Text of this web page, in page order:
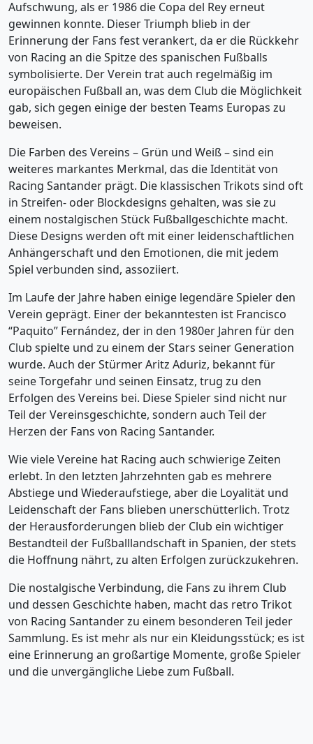
Aufschwung, als er 1986 die Copa del Rey erneut
gewinnen konnte. Dieser Triumph blieb in der
Erinnerung der Fans fest verankert, da er die Rückkehr
von Racing an die Spitze des spanischen Fußballs
symbolisierte. Der Verein trat auch regelmäßig im
europäischen Fußball an, was dem Club die Möglichkeit
gab, sich gegen einige der besten Teams Europas zu
beweisen.
Die Farben des Vereins – Grün und Weiß – sind ein
weiteres markantes Merkmal, das die Identität von
Racing Santander prägt. Die klassischen Trikots sind oft
in Streifen- oder Blockdesigns gehalten, was sie zu
einem nostalgischen Stück Fußballgeschichte macht.
Diese Designs werden oft mit einer leidenschaftlichen
Anhängerschaft und den Emotionen, die mit jedem
Spiel verbunden sind, assoziiert.
Im Laufe der Jahre haben einige legendäre Spieler den
Verein geprägt. Einer der bekanntesten ist Francisco
“Paquito” Fernández, der in den 1980er Jahren für den
Club spielte und zu einem der Stars seiner Generation
wurde. Auch der Stürmer Aritz Aduriz, bekannt für
seine Torgefahr und seinen Einsatz, trug zu den
Erfolgen des Vereins bei. Diese Spieler sind nicht nur
Teil der Vereinsgeschichte, sondern auch Teil der
Herzen der Fans von Racing Santander.
Wie viele Vereine hat Racing auch schwierige Zeiten
erlebt. In den letzten Jahrzehnten gab es mehrere
Abstiege und Wiederaufstiege, aber die Loyalität und
Leidenschaft der Fans blieben unerschütterlich. Trotz
der Herausforderungen blieb der Club ein wichtiger
Bestandteil der Fußballlandschaft in Spanien, der stets
die Hoffnung nährt, zu alten Erfolgen zurückzukehren.
Die nostalgische Verbindung, die Fans zu ihrem Club
und dessen Geschichte haben, macht das retro Trikot
von Racing Santander zu einem besonderen Teil jeder
Sammlung. Es ist mehr als nur ein Kleidungsstück; es ist
eine Erinnerung an großartige Momente, große Spieler
und die unvergängliche Liebe zum Fußball.